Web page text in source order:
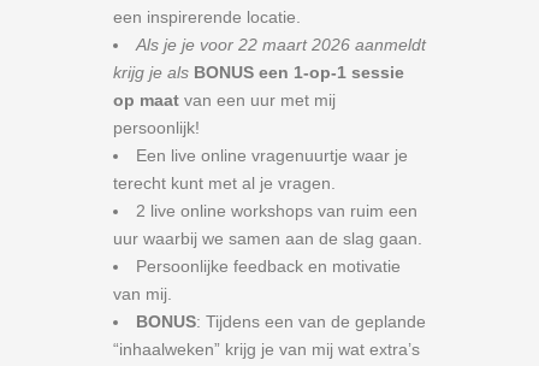
een inspirerende locatie.
Als je je voor 22 maart 2026 aanmeldt
krijg je als BONUS een 1-op-1 sessie
op maat van een uur met mij
persoonlijk!
Een live online vragenuurtje waar je
terecht kunt met al je vragen.
2 live online workshops van ruim een
uur waarbij we samen aan de slag gaan.
Persoonlijke feedback en motivatie
van mij.
BONUS: Tijdens een van de geplande
“inhaalweken” krijg je van mij wat extra’s